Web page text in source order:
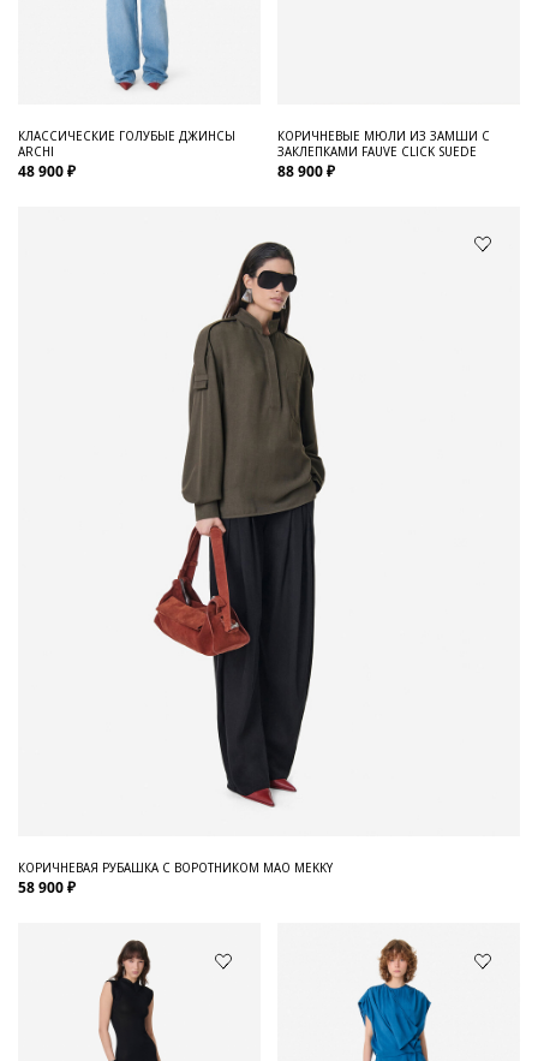
КЛАССИЧЕСКИЕ ГОЛУБЫЕ ДЖИНСЫ
ARCHI
48 900 ₽
КОРИЧНЕВЫЕ МЮЛИ ИЗ ЗАМШИ С
ЗАКЛЕПКАМИ FAUVE CLICK SUEDE
88 900 ₽
КОРИЧНЕВАЯ РУБАШКА С ВОРОТНИКОМ МАО MEKKY
58 900 ₽